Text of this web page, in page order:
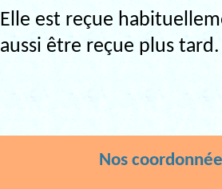
Elle est reçue
aussi être reçue plus tard.
Nos